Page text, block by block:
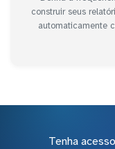
construir seus
automaticamente
Tenha